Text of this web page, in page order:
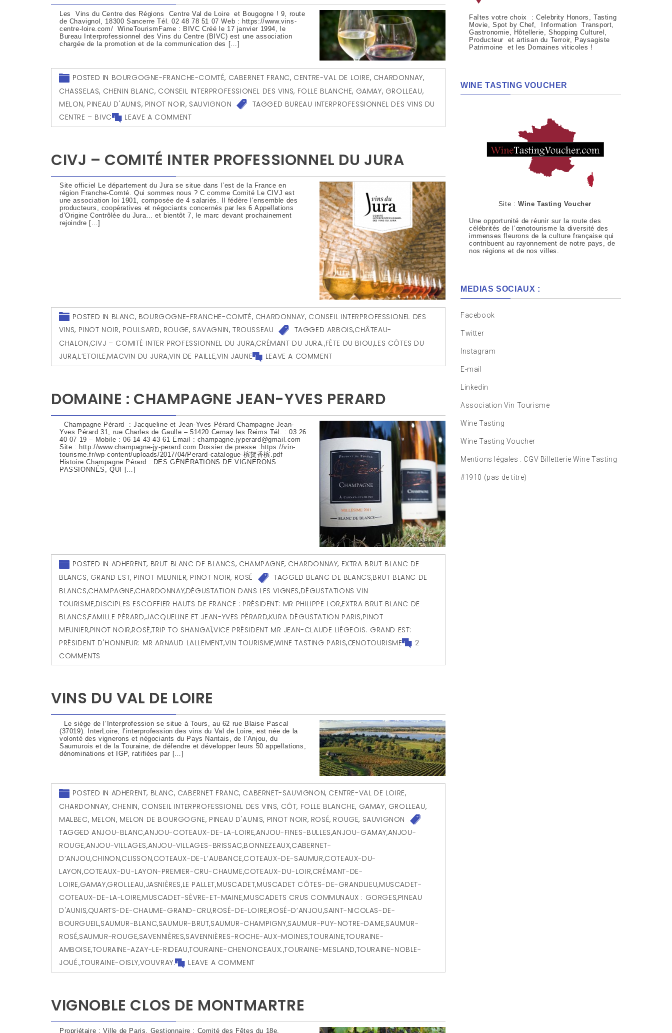
Les Vins du Centre des Régions Centre Val de Loire et Bougogne ! 9, route
de Chavignol, 18300 Sancerre Tél. 02 48 78 51 07 Web : https://www.vins-
centre-loire.com/ WineTourismFame : BIVC Créé le 17 janvier 1994, le
Bureau Interprofessionnel des Vins du Centre (BIVC) est une association
chargée de la promotion et de la communication des […]
POSTED IN BOURGOGNE-FRANCHE-COMTÉ, CABERNET FRANC, CENTRE-VAL DE LOIRE, CHARDONNAY,
CHASSELAS, CHENIN BLANC, CONSEIL INTERPROFESSIONEL DES VINS, FOLLE BLANCHE, GAMAY, GROLLEAU,
MELON, PINEAU D'AUNIS, PINOT NOIR, SAUVIGNON TAGGED BUREAU INTERPROFESSIONNEL DES VINS DU
CENTRE – BIVC
LEAVE A COMMENT
CIVJ – COMITÉ INTER PROFESSIONNEL DU JURA
Site officiel Le département du Jura se situe dans l’est de la France en
région Franche-Comté. Qui sommes nous ? C comme Comité Le CIVJ est
une association loi 1901, composée de 4 salariés. Il fédère l’ensemble des
producteurs, coopératives et négociants concernés par les 6 Appellations
d’Origine Contrôlée du Jura… et bientôt 7, le marc devant prochainement
rejoindre […]
POSTED IN BLANC, BOURGOGNE-FRANCHE-COMTÉ, CHARDONNAY, CONSEIL INTERPROFESSIONEL DES
VINS, PINOT NOIR, POULSARD, ROUGE, SAVAGNIN,TROUSSEAU TAGGED ARBOIS,CHÂTEAU-
CHALON,CIVJ – COMITÉ INTER PROFESSIONNEL DU JURA,CRÉMANT DU JURA.,FÊTE DU BIOU,LES CÔTES DU
JURA,L’ETOILE,MACVIN DU JURA,VIN DE PAILLE,VIN JAUNE LEAVE A COMMENT
DOMAINE : CHAMPAGNE JEAN-YVES PERARD
Champagne Pérard : Jacqueline et Jean-Yves Pérard Champagne Jean-
Yves Pérard 31, rue Charles de Gaulle – 51420 Cernay les Reims Tél. : 03 26
40 07 19 – Mobile : 06 14 43 43 61 Email : champagne.jyperard@gmail.com
Site : http://www.champagne-jy-perard.com Dossier de presse :https://vin-
tourisme.fr/wp-content/uploads/2017/04/Perard-catalogue-槟贺香槟.pdf
Histoire Champagne Pérard : DES GÉNÉRATIONS DE VIGNERONS
PASSIONNÉS, QUI […]
POSTED IN ADHERENT, BRUT BLANC DE BLANCS, CHAMPAGNE, CHARDONNAY, EXTRA BRUT BLANC DE
BLANCS, GRAND EST, PINOT MEUNIER, PINOT NOIR, ROSÉ TAGGED BLANC DE BLANCS,BRUT BLANC DE
BLANCS,CHAMPAGNE,CHARDONNAY,DÉGUSTATION DANS LES VIGNES,DÉGUSTATIONS VIN
TOURISME,DISCIPLES ESCOFFIER HAUTS DE FRANCE : PRÉSIDENT: MR PHILIPPE LOR,EXTRA BRUT BLANC DE
BLANCS,FAMILLE PÉRARD,JACQUELINE ET JEAN-YVES PÉRARD,KURA DÉGUSTATION PARIS,PINOT
MEUNIER,PINOT NOIR,ROSÉ,TRIP TO SHANGAÏ,VICE PRÉSIDENT MR JEAN-CLAUDE LIÈGEOIS. GRAND EST:
PRÉSIDENT D'HONNEUR: MR ARNAUD LALLEMENT,VIN TOURISME,WINE TASTING PARIS,ŒNOTOURISME
2
COMMENTS
VINS DU VAL DE LOIRE
Le siège de l’Interprofession se situe à Tours, au 62 rue Blaise Pascal
(37019). InterLoire, l’interprofession des vins du Val de Loire, est née de la
volonté des vignerons et négociants du Pays Nantais, de l’Anjou, du
Saumurois et de la Touraine, de défendre et développer leurs 50 appellations,
dénominations et IGP, ratifiées par […]
POSTED IN ADHERENT, BLANC, CABERNET FRANC, CABERNET-SAUVIGNON, CENTRE-VAL DE LOIRE,
CHARDONNAY, CHENIN, CONSEIL INTERPROFESSIONEL DES VINS, CÔT, FOLLE BLANCHE, GAMAY, GROLLEAU,
MALBEC, MELON, MELON DE BOURGOGNE, PINEAU D'AUNIS, PINOT NOIR, ROSÉ, ROUGE, SAUVIGNON
TAGGEDANJOU-BLANC,ANJOU-COTEAUX-DE-LA-LOIRE,ANJOU-FINES-BULLES,ANJOU-GAMAY,ANJOU-
ROUGE,ANJOU-VILLAGES,ANJOU-VILLAGES-BRISSAC,BONNEZEAUX,CABERNET-
D’ANJOU,CHINON,CLISSON,COTEAUX-DE-L’AUBANCE,COTEAUX-DE-SAUMUR,COTEAUX-DU-
LAYON,COTEAUX-DU-LAYON-PREMIER-CRU-CHAUME,COTEAUX-DU-LOIR,CRÉMANT-DE-
LOIRE,GAMAY,GROLLEAU,JASNIÈRES,LE PALLET,MUSCADET,MUSCADET CÔTES-DE-GRANDLIEU,MUSCADET-
COTEAUX-DE-LA-LOIRE,MUSCADET-SÈVRE-ET-MAINE,MUSCADETS CRUS COMMUNAUX : GORGES,PINEAU
D'AUNIS,QUARTS-DE-CHAUME-GRAND-CRU,ROSÉ-DE-LOIRE,ROSÉ-D’ANJOU,SAINT-NICOLAS-DE-
BOURGUEIL,SAUMUR-BLANC,SAUMUR-BRUT,SAUMUR-CHAMPIGNY,SAUMUR-PUY-NOTRE-DAME,SAUMUR-
ROSÉ,SAUMUR-ROUGE,SAVENNIÈRES,SAVENNIÈRES-ROCHE-AUX-MOINES,TOURAINE,TOURAINE-
AMBOISE,TOURAINE-AZAY-LE-RIDEAU,TOURAINE-CHENONCEAUX.,TOURAINE-MESLAND,TOURAINE-NOBLE-
JOUÉ.,TOURAINE-OISLY,VOUVRAY. LEAVE A COMMENT
VIGNOBLE CLOS DE MONTMARTRE
Propriétaire : Ville de Paris, Gestionnaire : Comité des Fêtes du 18e,
Faîtes votre choix : Celebrity Honors, Tasting
Movie, Spot by Chef, Information Transport,
Gastronomie, Hôtellerie, Shopping Culturel,
Producteur et artisan du Terroir, Paysagiste
Patrimoine et les Domaines viticoles !
WINE TASTING VOUCHER
Site :Wine Tasting Voucher
Une opportunité de réunir sur la route des
célébrités de l’œnotourisme la diversité des
immenses fleurons de la culture française qui
contribuent au rayonnement de notre pays, de
nos régions et de nos villes.
MEDIAS SOCIAUX :
Facebook
Twitter
Instagram
E-mail
Linkedin
Association Vin Tourisme
Wine Tasting
Wine Tasting Voucher
Mentions légales . CGV Billetterie Wine Tasting
#1910 (pas de titre)